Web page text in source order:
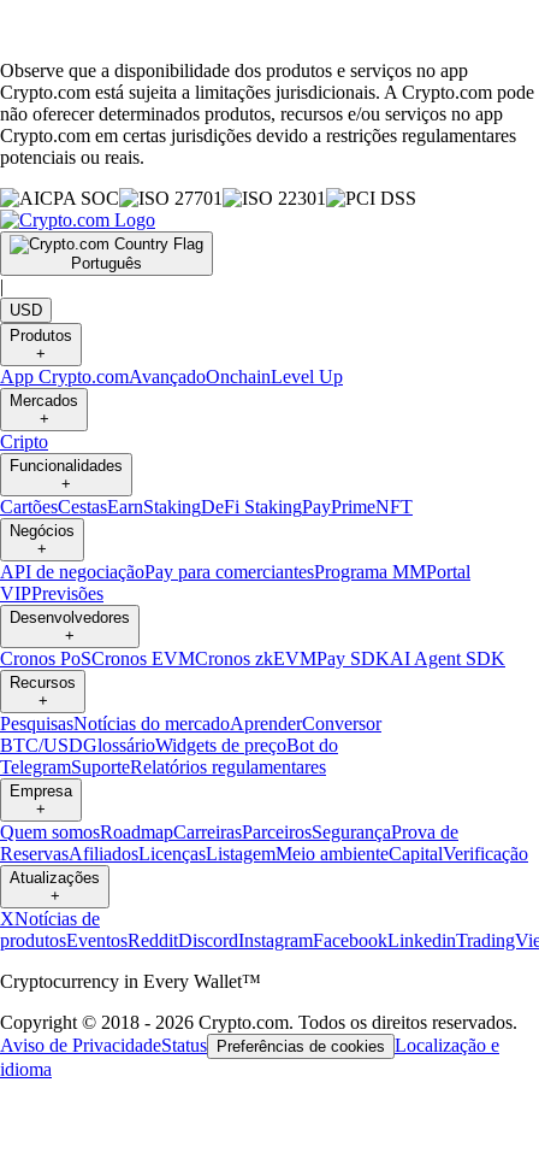
Observe que a disponibilidade dos produtos e serviços no app
Crypto.com está sujeita a limitações jurisdicionais. A Crypto.com pode
não oferecer determinados produtos, recursos e/ou serviços no app
Crypto.com em certas jurisdições devido a restrições regulamentares
potenciais ou reais.
Português
|
USD
Produtos
+
App Crypto.comAvançadoOnchainLevel Up
Mercados
+
Cripto
Funcionalidades
+
CartõesCestasEarnStakingDeFi StakingPayPrimeNFT
Negócios
+
API de negociaçãoPay para comerciantesPrograma MMPortal
VIPPrevisões
Desenvolvedores
+
Cronos PoSCronos EVMCronos zkEVMPay SDKAI Agent SDK
Recursos
+
PesquisasNotícias do mercadoAprenderConversor
BTC/USDGlossárioWidgets de preçoBot do
TelegramSuporteRelatórios regulamentares
Empresa
+
Quem somosRoadmapCarreirasParceirosSegurançaProva de
ReservasAfiliadosLicençasListagemMeio ambienteCapitalVerificação
Atualizações
+
XNotícias de
produtosEventosRedditDiscordInstagramFacebookLinkedin
Cryptocurrency in Every Wallet™
Copyright © 2018 - 2026 Crypto.com. Todos os direitos reservados.
Aviso de PrivacidadeStatus Preferências de cookies Localização e
idioma